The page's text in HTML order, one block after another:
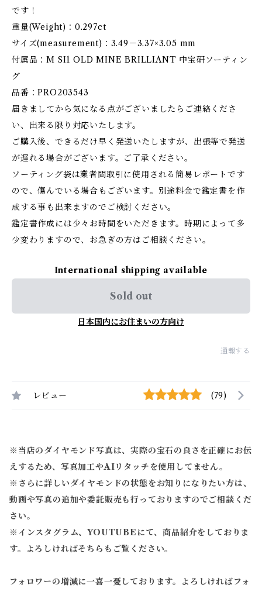
です！
重量(Weight)：0.297ct
サイズ(measurement)：3.49－3.37×3.05 mm
付属品：M SI1 OLD MINE BRILLIANT 中宝研ソーティン
グ
品番：PRO203543
届きましてから気になる点がございましたらご連絡くださ
い、出来る限り対応いたします。
ご購入後、できるだけ早く発送いたしますが、出張等で発送
が遅れる場合がございます。ご了承ください。
ソーティング袋は業者間取引に使用される簡易レポートです
ので、傷んでいる場合もございます。別途料金で鑑定書を作
成する事も出来ますのでご検討ください。
鑑定書作成には少々お時間をいただきます。時期によって多
少変わりますので、お急ぎの方はご相談ください。
International shipping available
Sold out
日本国内にお住まいの方向け
通報する
レビュー (79)
※当店のダイヤモンド写真は、実際の宝石の良さを正確にお伝
えするため、写真加工やAIリタッチを使用してません。
※ さらに詳しいダイヤモンドの状態をお知りになりたい方は、
動画や写真の追加や委託販売も行っておりますのでご相談くだ
さい。
※ インスタグラム、YOUTUBEにて、商品紹介をしておりま
す。よろしければそちらもご覧ください。
フォロワーの増減に一喜一憂しております。よろしければフォ